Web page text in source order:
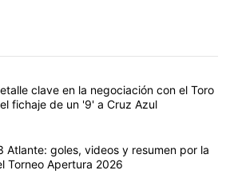
con más comentarios en los
con el título "Revelan un detalle clave
clave en la negociación con el Toro
fichaje de un '9' a Cruz Azul
con el título "Cruz Azul 2-3 Atlante:
Atlante: goles, videos y resumen por la
Torneo Apertura 2026